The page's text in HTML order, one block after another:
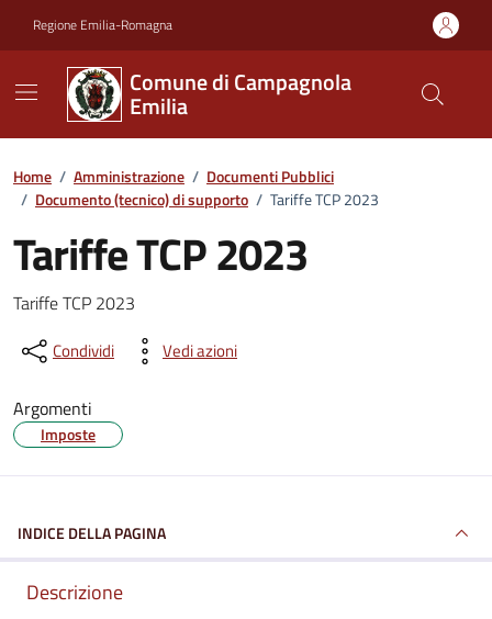
Regione Emilia-Romagna
Comune di Campagnola
Emilia
Home / Amministrazione / Documenti Pubblici
/ Documento (tecnico) di supporto / Tariffe TCP 2023
Tariffe TCP 2023
Dettagli del documento
Tariffe TCP 2023
Condividi Vedi azioni
Argomenti
Imposte
INDICE DELLA PAGINA
Descrizione